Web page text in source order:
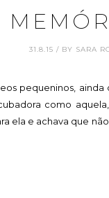
31.8.15 / BY SARA
pequeninos, ainda
como
ela e achava que